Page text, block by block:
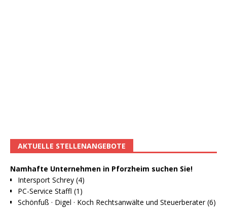
AKTUELLE STELLENANGEBOTE
Namhafte Unternehmen in Pforzheim suchen Sie!
Intersport Schrey (4)
PC-Service Staffl (1)
Schönfuß · Digel · Koch Rechtsanwälte und Steuerberater (6)